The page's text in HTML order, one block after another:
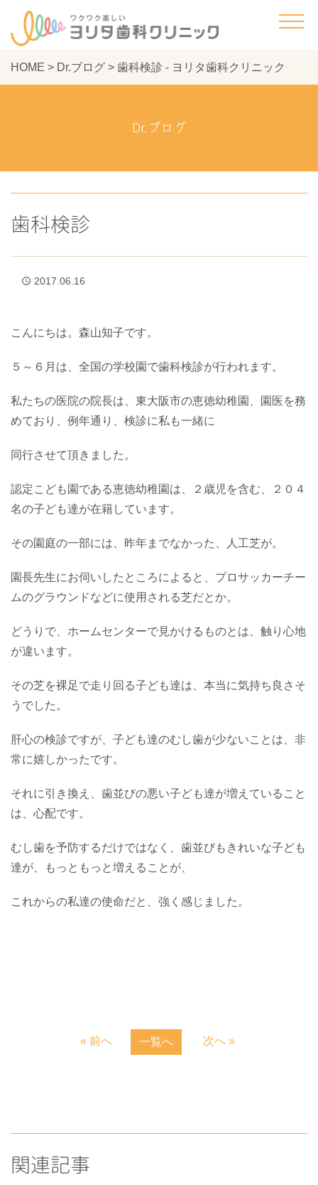
HOME > Dr.ブログ > 歯科検診 - ヨリタ歯科クリニック
Dr.ブログ
歯科検診
access_time 2017.06.16
こんにちは。森山知子です。
５～６月は、全国の学校園で歯科検診が行われます。
私たちの医院の院長は、東大阪市の恵徳幼稚園、園医を務
めており、例年通り、検診に私も一緒に
同行させて頂きました。
認定こども園である恵徳幼稚園は、２歳児を含む、２０４
名の子ども達が在籍しています。
その園庭の一部には、昨年までなかった、人工芝が。
園長先生にお伺いしたところによると、プロサッカーチー
ムのグラウンドなどに使用される芝だとか。
どうりで、ホームセンターで見かけるものとは、触り心地
が違います。
その芝を裸足で走り回る子ども達は、本当に気持ち良さそ
うでした。
肝心の検診ですが、子ども達のむし歯が少ないことは、非
常に嬉しかったです。
それに引き換え、歯並びの悪い子ども達が増えていること
は、心配です。
むし歯を予防するだけではなく、歯並びもきれいな子ども
達が、もっともっと増えることが、
これからの私達の使命だと、強く感じました。
« 前へ 一覧へ 次へ »
関連記事